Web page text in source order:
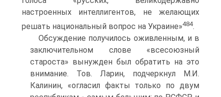
настроенных интеллигентов, не желающих
решать национальный вопрос на Украине»484.
Обсуждение получилось оживленным, и в
заключительном слове «всесоюзный
староста» вынужден был обратить на это
внимание. Тов. Ларин, подчеркнул М.И.
Калинин, «огласил факты только по двум